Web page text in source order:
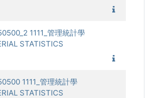
1111_管理統計學
STATISTICS
1111_管理統計學
STATISTICS